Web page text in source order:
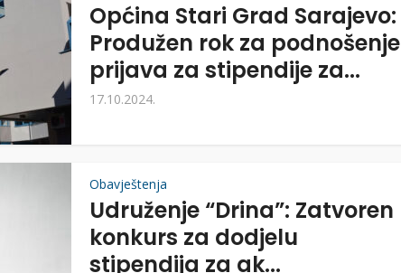
Općina Stari Grad Sarajevo:
Produžen rok za podnošenje
prijava za stipendije za...
17.10.2024.
Obavještenja
Udruženje “Drina”: Zatvoren
konkurs za dodjelu
stipendija za ak...